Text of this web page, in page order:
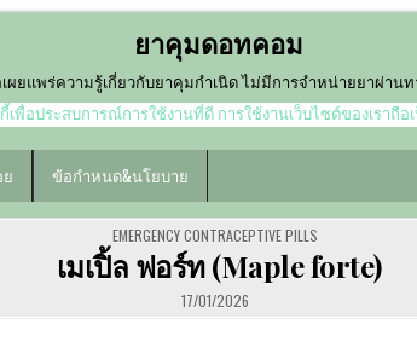
ยาคุมดอทคอม
ผยแพร่ความรู้เกี่ยวกับยาคุมกำเนิด ไม่มีการจำหน่ายยาผ่านท
พื่อประสบการณ์การใช้งานที่ดี การใช้งานเว็บไซต์ของเราถื
ข้อกำหนด&นโยบาย
POSTED
IN
EMERGENCY CONTRACEPTIVE PILLS
เมเปิ้ล ฟอร์ท (Maple forte)
17/01/2026